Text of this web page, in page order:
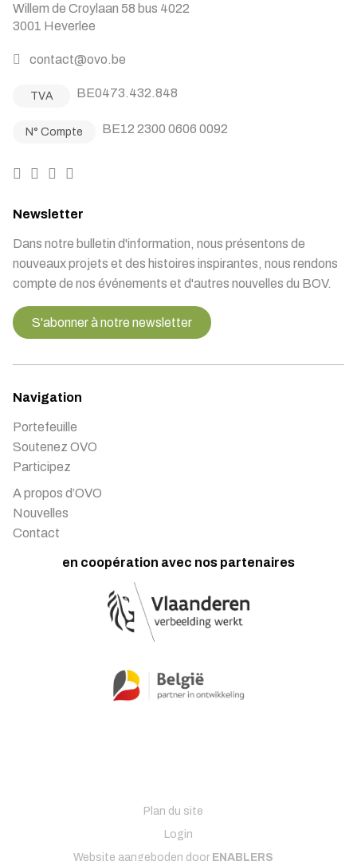
Willem de Croylaan 58 bus 4022
3001 Heverlee
contact@ovo.be
TVA BE0473.432.848
N° Compte BE12 2300 0606 0092
Newsletter
Dans notre bulletin d'information, nous présentons de
nouveaux projets et des histoires inspirantes, nous rendons
compte de nos événements et d'autres nouvelles du BOV.
S'abonner à notre newsletter
Navigation
Portefeuille
Soutenez OVO
Participez
A propos d’OVO
Nouvelles
Contact
en coopération avec nos partenaires
Plan du site
Login
Website aangeboden door ENABLERS